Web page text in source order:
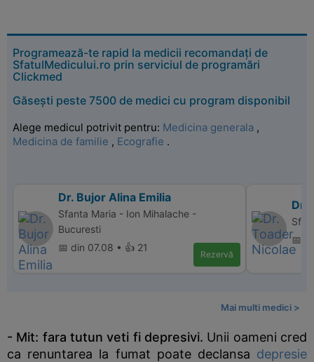
Programează-te rapid la medicii recomandați de
SfatulMedicului.ro prin serviciul de programări
Clickmed
Găsești peste 7500 de medici cu program disponibil
Alege medicul potrivit pentru: Medicina generala ,
Medicina de familie , Ecografie .
Dr. Bujor Alina Emilia
Sfanta Maria - Ion Mihalache -
Bucuresti
📅 din 07.08 • 👍 21
Rezervă
Dr.
📅
Mai multi medici >
- Mit: fara tutun veti fi depresivi. Unii oameni cred
ca renuntarea la fumat poate declansa depresie